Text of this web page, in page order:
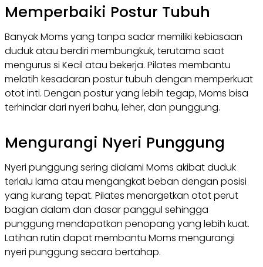
Memperbaiki Postur Tubuh
Banyak Moms yang tanpa sadar memiliki kebiasaan
duduk atau berdiri membungkuk, terutama saat
mengurus si Kecil atau bekerja. Pilates membantu
melatih kesadaran postur tubuh dengan memperkuat
otot inti. Dengan postur yang lebih tegap, Moms bisa
terhindar dari nyeri bahu, leher, dan punggung.
Mengurangi Nyeri Punggung
Nyeri punggung sering dialami Moms akibat duduk
terlalu lama atau mengangkat beban dengan posisi
yang kurang tepat. Pilates menargetkan otot perut
bagian dalam dan dasar panggul sehingga
punggung mendapatkan penopang yang lebih kuat.
Latihan rutin dapat membantu Moms mengurangi
nyeri punggung secara bertahap.